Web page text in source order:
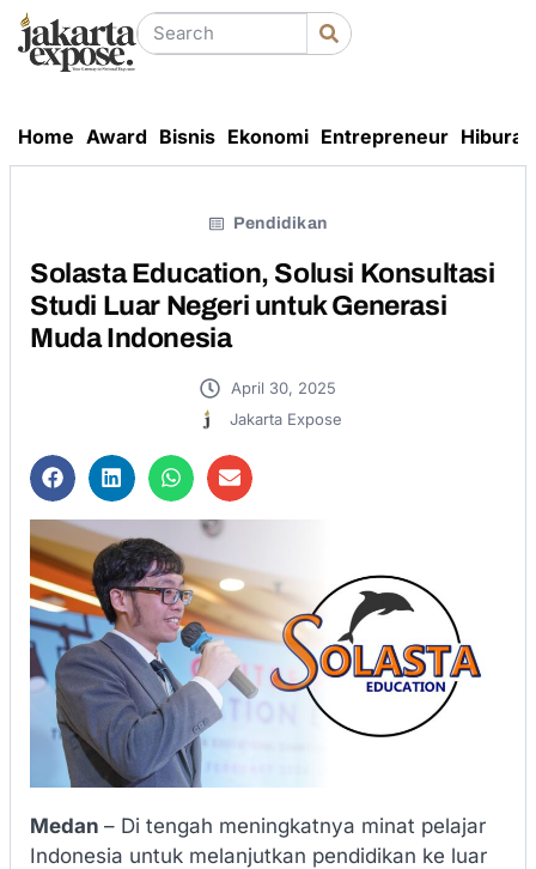
Home Award Bisnis Ekonomi Entrepreneur Hiburan
Pendidikan
Solasta Education, Solusi Konsultasi
Studi Luar Negeri untuk Generasi
Muda Indonesia
April 30, 2025
Jakarta Expose
Medan – Di tengah meningkatnya minat pelajar
Indonesia untuk melanjutkan pendidikan ke luar